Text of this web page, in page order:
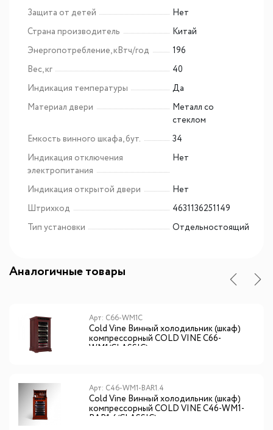
Защита от детей
Нет
Страна производитель
Китай
Энергопотребление, кВтч/год
196
Вес, кг
40
Индикация температуры
Да
Материал двери
Металл со
стеклом
Емкость винного шкафа, бут.
34
Индикация отключения
электропитания
Нет
Индикация открытой двери
Нет
Штрихкод
4631136251149
Тип установки
Отдельностоящий
Аналогичные товары
Арт: C66-WM1C
Cold Vine Винный холодильник (шкаф)
компрессорный COLD VINE С66-
WM1(CLASSIC)
Арт: C46-WM1-BAR1.4
Cold Vine Винный холодильник (шкаф)
компрессорный COLD VINE С46-WM1-
BAR1.4(CLASSIC)